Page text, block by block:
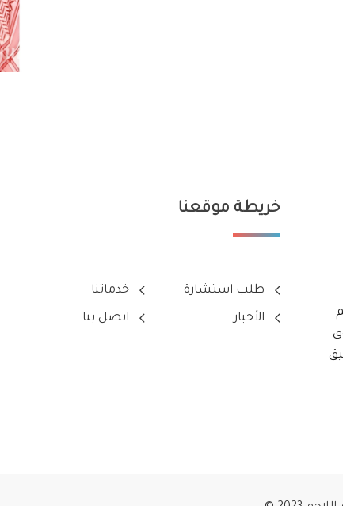
خريطة موقعنا
طلب استشارة خدماتنا
الأخبار اتصل بنا